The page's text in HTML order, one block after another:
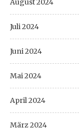
August 2024
Juli 2024
Juni 2024
Mai 2024
April 2024
März 2024